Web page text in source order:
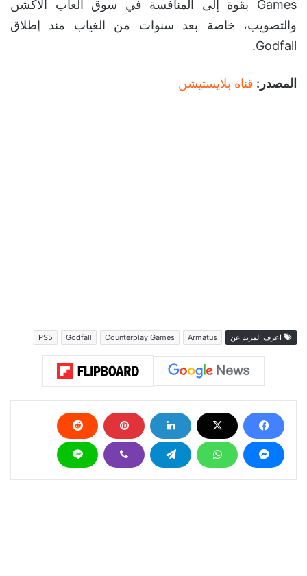
Games بقوة إلى المنافسة في سوق ألعاب الأكشن
والتصويب، خاصة بعد سنوات من الغياب منذ إطلاق
Godfall.
المصدر: قناة بلايستيشن
اعرف المزيد عن Armatus
Counterplay Games
Godfall
PS5